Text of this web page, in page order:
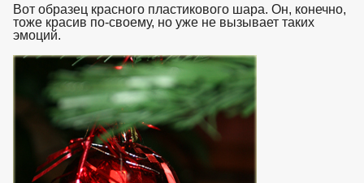
Вот образец красного пластикового шара. Он, конечно,
тоже красив по-своему, но уже не вызывает таких
эмоций.